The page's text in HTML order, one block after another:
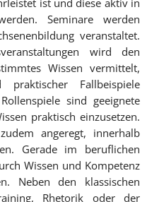
ist und diese aktiv in
Seminare werden
veranstaltet.
wird den
Wissen vermittelt,
praktischer Fallbeispiele
sind geeignete
praktisch einzusetzen.
angeregt, innerhalb
Gerade im beruflichen
Wissen und Kompetenz
Neben den klassischen
Rhetorik oder der